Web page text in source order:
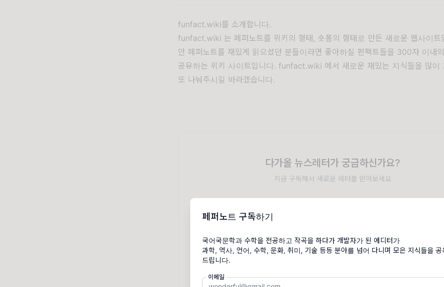
페퍼노트 구독하기
국어국문학과 수학을 전공하고 작곡을 하다가 개발자가 된 에디터가
과학, 역사, 언어, 수학, 문화, 취미, 기술 등등 분야를 넘어 다니며 모은 지식들을 공
드립니다.
이메일
funfact.wiki를 소개합니다.
funfact.wiki 는 페퍼노트를 위키의 형태, 숏폼의 형태로 만든 새로운 웹사이트
안 페퍼노트를 재밌게 읽으셨던 분들이라면 좋아하실 펀팩트들을 300자 이내
공유하는 위키 사이트입니다. funfact.wiki 에서 새로운 재밌는 지식들을 많이
또 나눠주시길 바라겠습니다.
다가올 뉴스레터가 궁금하신가요?
지금 구독해서 새로운 레터를 받아보세요
✉️